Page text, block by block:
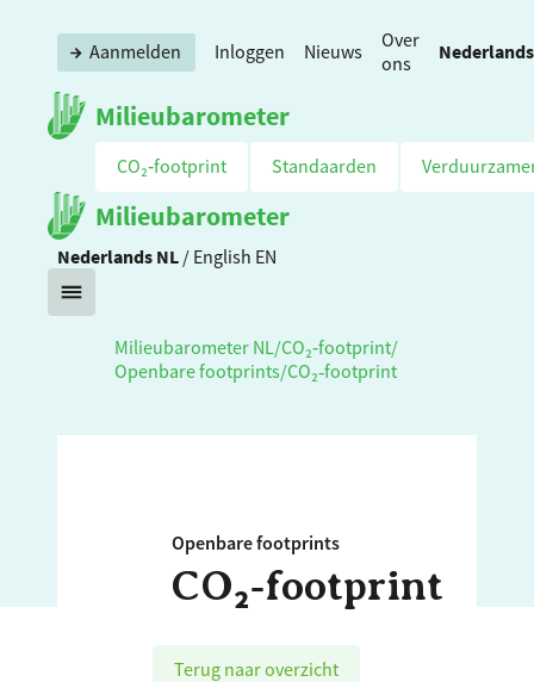
Milieubarometer
Aanmelden Inloggen Nieuws
Over
ons
Nederlands
CO₂‑footprint Standaarden
Milieubarometer
Nederlands NL / English EN
Milieubarometer NL /CO₂‑footprint/
Openbare footprints/CO₂‑footprint
Openbare footprints
CO₂‑footprint
Terug naar overzicht